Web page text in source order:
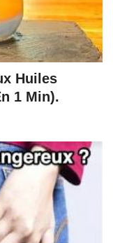
Huiles
1 Min).